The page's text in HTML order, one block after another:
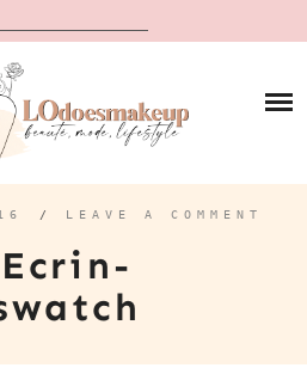
/ LEAVE A COMMENT